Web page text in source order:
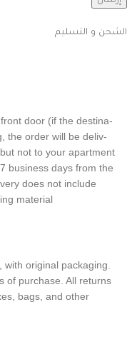
الشحن و التسليم
door (if the desti­na­
the order will be deliv­
not to your apart­ment
busi­ness days from the
does not include
material
orig­i­nal pack­ag­ing.
of purchase. All returns
bags, and other